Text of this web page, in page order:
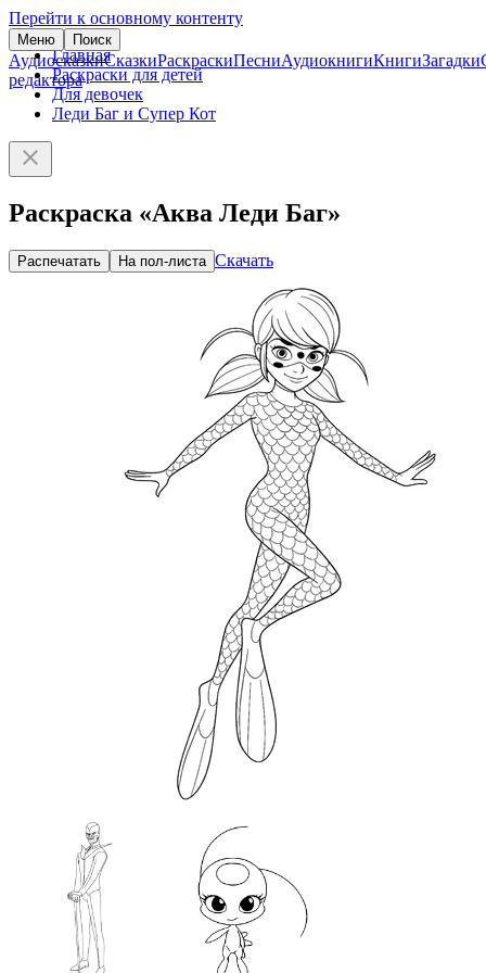
Перейти к основному контенту
Меню Поиск
АудиосказкиСказкиРаскраскиПесниАудиокнигиКнигиЗагадки
редактора
Главная
Раскраски для детей
Для девочек
Леди Баг и Супер Кот
Раскраска «Аква Леди Баг»
Распечатать На пол-листа Скачать